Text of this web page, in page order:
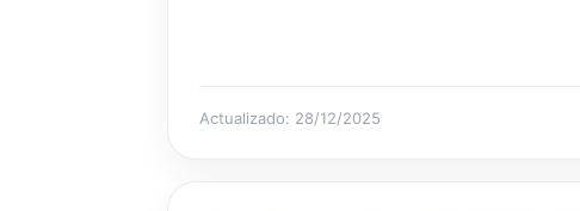
Actualizado: 28/12/2025